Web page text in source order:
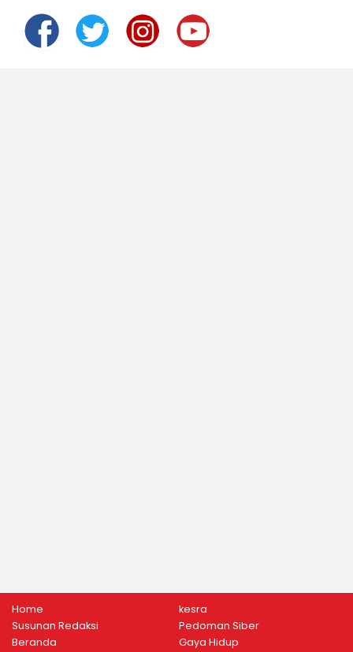
Home
Susunan Redaksi
Beranda
kesra
Pedoman Siber
Gaya Hidup